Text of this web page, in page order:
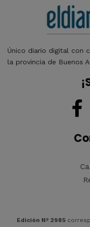
Único diario digital con
la provincia de Buenos
Edición Nº 2985